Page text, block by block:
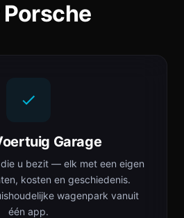
Porsche
Garage
u bezit — elk met een eigen
kosten en geschiedenis.
wagenpark vanuit
één app.